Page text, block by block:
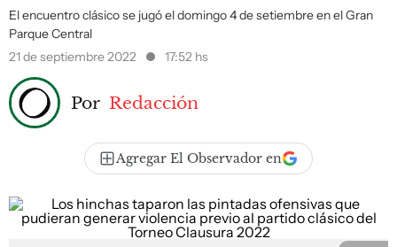
El encuentro clásico se jugó el domingo 4 de setiembre en el Gran
Parque Central
21 de septiembre 2022
17:52 hs
Por Redacción
Agregar El Observador en